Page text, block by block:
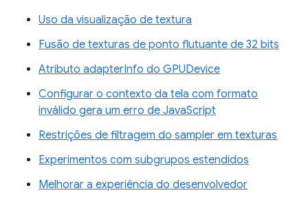
Uso da visualização de textura
Fusão de texturas de ponto flutuante de 32 bits
Atributo adapterInfo do GPUDevice
Configurar o contexto da tela com formato
inválido gera um erro de JavaScript
Restrições de filtragem do sampler em texturas
Experimentos com subgrupos estendidos
Melhorar a experiência do desenvolvedor